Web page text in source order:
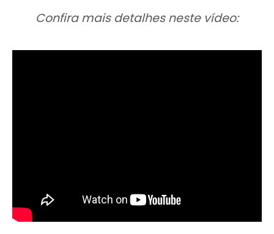
Confira mais detalhes neste vídeo: